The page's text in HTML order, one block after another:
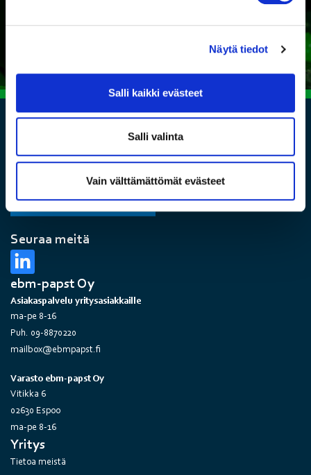
Näytä tiedot
Salli kaikki evästeet
Salli valinta
Vain välttämättömät evästeet
Seuraa meitä
ebm-papst Oy
Asiakaspalvelu yritysasiakkaille
ma-pe 8-16
Puh. 09-8870220
mailbox@ebmpapst.fi
Varasto ebm-papst Oy
Vitikka 6
02630 Espoo
ma-pe 8-16
Yritys
Tietoa meistä